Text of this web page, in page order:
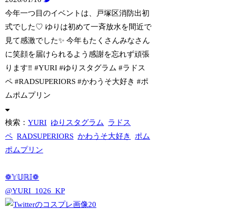
今年一つ目のイベントは、戸塚区消防出初
式でした♡ ゆりは初めて一斉放水を間近で
見て感激でした✨ 今年もたくさんみなさん
に笑顔を届けられるよう感謝を忘れず頑張
ります‼︎ #YURI #ゆりスタグラム #ラドス
ペ #RADSUPERIORS #かわうそ大好き #ポ
ムポムプリン
検索：YURI ゆりスタグラム
ラドス
ペ RADSUPERIORS かわうそ大好き
ポム
ポムプリン
❁𝕐𝕌ℝ𝕀❁
@YURI_1026_KP